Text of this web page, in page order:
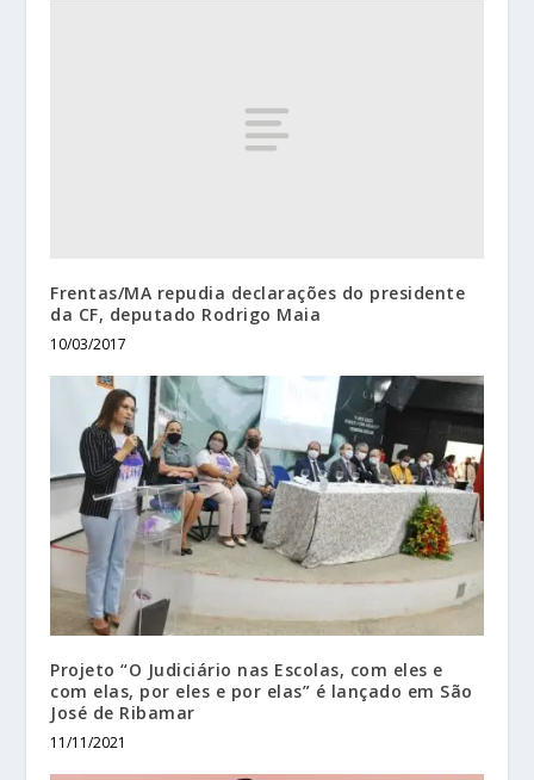
Frentas/MA repudia declarações do presidente
da CF, deputado Rodrigo Maia
10/03/2017
Projeto “O Judiciário nas Escolas, com eles e
com elas, por eles e por elas” é lançado em São
José de Ribamar
11/11/2021